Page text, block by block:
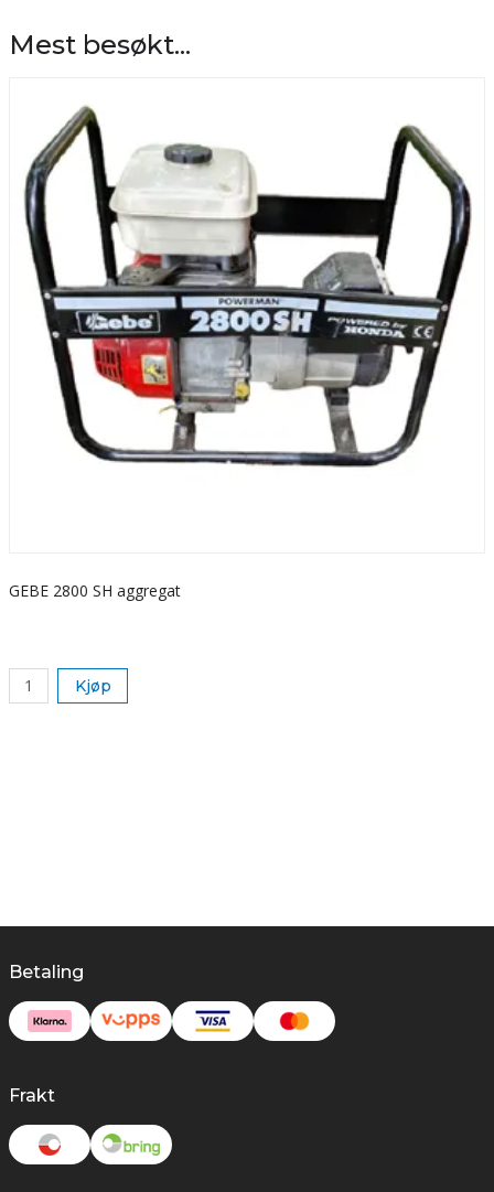
Mest besøkt...
GEBE 2800 SH aggregat
Kjøp
Betaling
Frakt